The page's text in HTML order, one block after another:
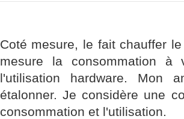
Coté mesure, le fait chauffer
mesure la consommation
l'utilisation hardware. Mon
étalonner. Je considère une
consommation et l'utilisation.